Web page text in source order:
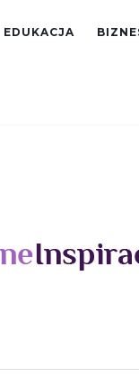
EDUKACJA